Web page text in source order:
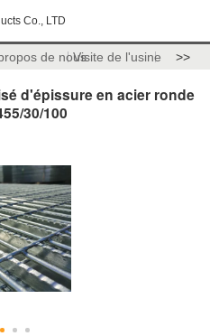
Co., LTD
de nousVisite de l'usine >>
d'épissure en acier ronde
30/100